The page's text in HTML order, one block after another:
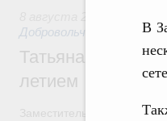
В
Добровольчество и
Татьяна
летием
Заместитель